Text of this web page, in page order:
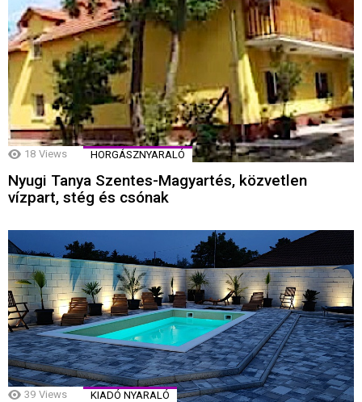
18 Views HORGÁSZNYARALÓ
Nyugi Tanya Szentes-Magyartés, közvetlen
vízpart, stég és csónak
39 Views KIADÓ NYARALÓ